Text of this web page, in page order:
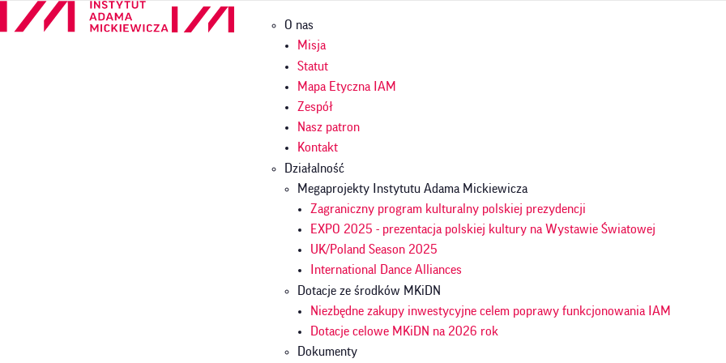
Przejdź
do
Główna
nawigacja
O nas
Misja
Statut
Mapa Etyczna IAM
Zespół
Nasz patron
Kontakt
Działalność
Megaprojekty Instytutu Adama Mickiewicza
Zagraniczny program kulturalny polskiej prezydencji
EXPO 2025 - prezentacja polskiej kultury na Wystawie Światowej
UK/Poland Season 2025
International Dance Alliances
Dotacje ze środków MKiDN
Niezbędne zakupy inwestycyjne celem poprawy funkcjonowania IAM
Dotacje celowe MKiDN na 2026 rok
Dokumenty